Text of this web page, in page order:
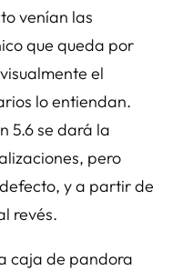
venían las
que queda por
el
lo entiendan.
5.6 se dará la
pero
y a partir de
revés.
caja de pandora